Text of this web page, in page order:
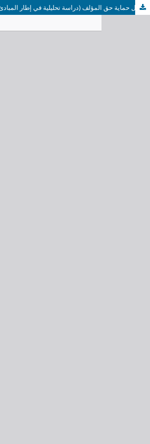
معايير الإبداع في المصنف ومحورية محل حماية حق المؤلف (دراسة تحليلية في إطار المبادئ القضائية الأمريكية)